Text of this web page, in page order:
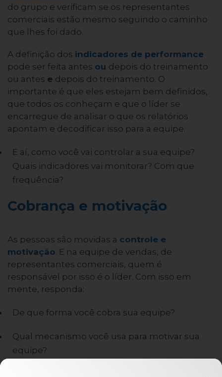
do grupo e verificam se os representantes
comerciais estão mesmo seguindo o caminho
que lhes foi dado.
A definição dos indicadores de performance
pode ser feita antes ou depois do treinamento
ou antes e depois do treinamento. O
importante é que eles estejam bem definidos,
que todos os conheçam e que o líder se
encarregue de analisar o que os relatórios
apontam e decodificar isso para a equipe.
E aí, como você vai controlar a sua equipe?
Quais indicadores vai monitorar? Com que
frequência?
Cobrança e motivação
As pessoas são movidas a controle e
motivação. E na equipe de vendas, de
representantes comerciais, quem é
responsável por isso é o líder. Com isso em
mente, responda:
De que forma você cobra sua equipe?
Qual mecanismo você usa para motivar sua
equipe?